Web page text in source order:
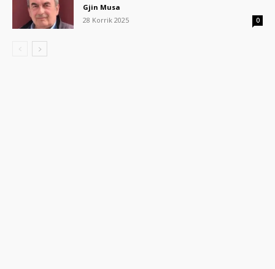
Gjin Musa
28 Korrik 2025
0